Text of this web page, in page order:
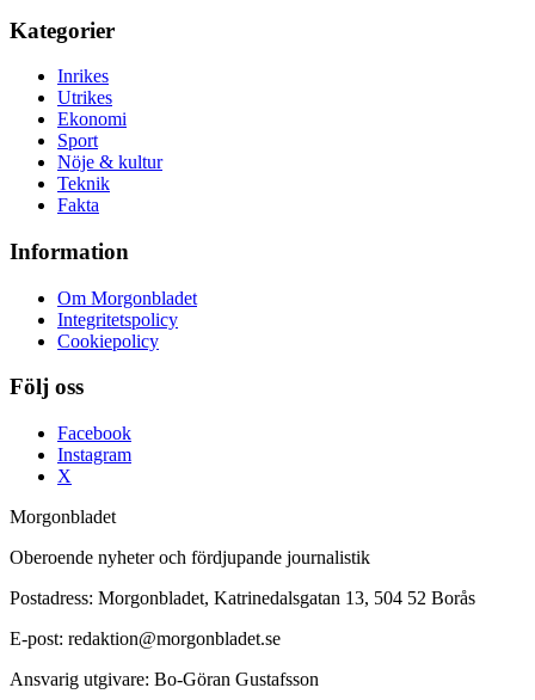
Kategorier
Inrikes
Utrikes
Ekonomi
Sport
Nöje & kultur
Teknik
Fakta
Information
Om Morgonbladet
Integritetspolicy
Cookiepolicy
Följ oss
Facebook
Instagram
X
Morgonbladet
Oberoende nyheter och fördjupande journalistik
Postadress: Morgonbladet, Katrinedalsgatan 13, 504 52 Borås
E-post: redaktion@morgonbladet.se
Ansvarig utgivare: Bo-Göran Gustafsson